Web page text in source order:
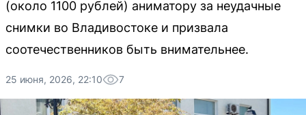
(около 1100 рублей) аниматору за неудачные
снимки во Владивостоке и призвала
соотечественников быть внимательнее.
25 июня, 2026, 22:10 7